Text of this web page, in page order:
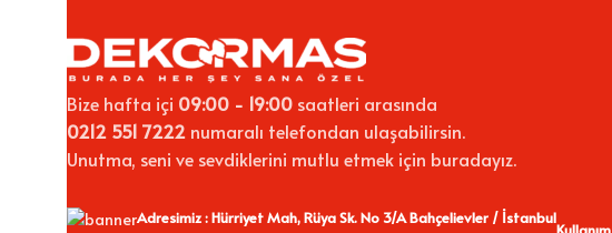
Bize hafta içi 09:00 - 19:00 saatleri arasında
0212 551 7222 numaralı telefondan ulaşabilirsin.
Unutma, seni ve sevdiklerini mutlu etmek için buradayız.
Adresimiz : Hürriyet Mah, Rüya Sk. No 3/A Bahçelievler / İstanbul